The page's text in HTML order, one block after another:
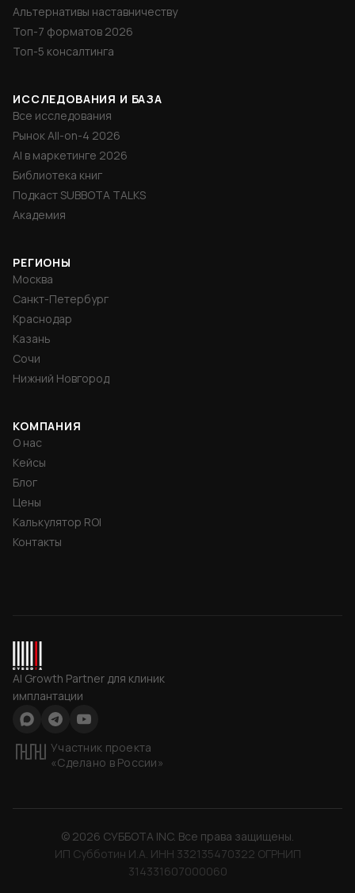
AI Growth Partner для клиник
имплантации
Max TelegramYouTube
Участник проекта
«Сделано в России»
Альтернативы наставничеству
Топ-7 форматов 2026
Топ-5 консалтинга
ИССЛЕДОВАНИЯ И БАЗА
Все исследования
Рынок All-on-4 2026
AI в маркетинге 2026
Библиотека книг
Подкаст SUBBOTA TALKS
Академия
РЕГИОНЫ
Москва
Санкт-Петербург
Краснодар
Казань
Сочи
Нижний Новгород
КОМПАНИЯ
О нас
Кейсы
Блог
Цены
Калькулятор ROI
Контакты
© 2026 СУББОТА INC. Все права защищены.
ИП Субботин И.А. ИНН 332135470322 ОГРНИП
314331607000060